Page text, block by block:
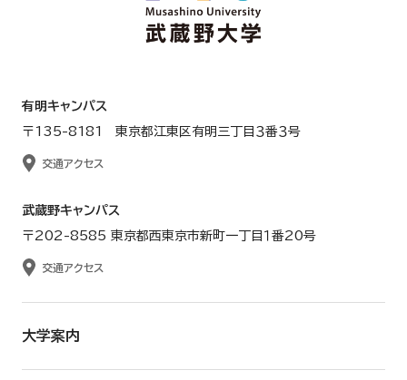
有明キャンパス
〒135-8181 東京都江東区有明三丁目３番３号
交通アクセス
武蔵野キャンパス
〒202-8585 東京都西東京市新町一丁目１番20号
交通アクセス
大学案内